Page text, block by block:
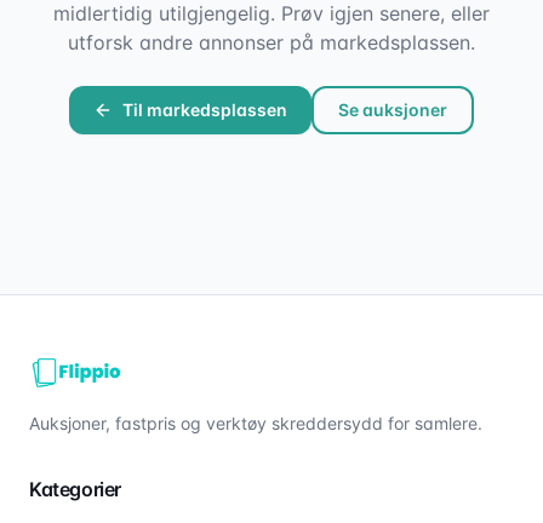
midlertidig utilgjengelig. Prøv igjen senere, eller
utforsk andre annonser på markedsplassen.
Til markedsplassen Se auksjoner
Auksjoner, fastpris og verktøy skreddersydd for samlere.
Kategorier